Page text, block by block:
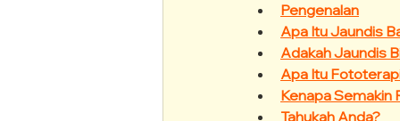
Pengenalan
Apa Itu Jaundis
Adakah Jaundis
Apa Itu
Kenapa Semakin
Tahukah Anda?